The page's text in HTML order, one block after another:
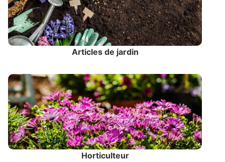
Articles de jardin
Horticulteur